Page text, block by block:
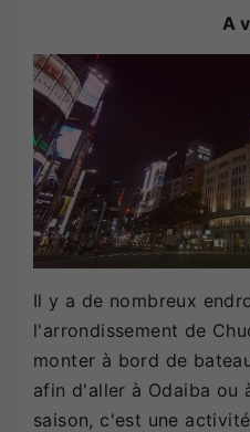
A
Il y a de nombreux
l'arrondissement de
monter à bord de
afin d'aller à Odaiba ou
saison, c'est une